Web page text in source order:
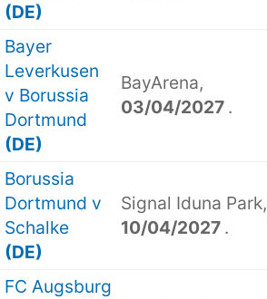
(DE)
Bayer
Leverkusen
v Borussia
Dortmund
(DE)
BayArena,
03/04/2027 .
Borussia
Dortmund v
Schalke
(DE)
Signal Iduna Park,
10/04/2027 .
FC Augsburg